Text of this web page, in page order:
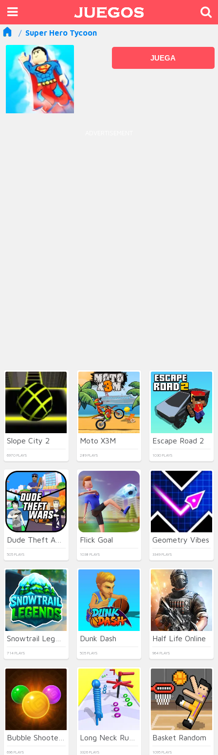
Super Hero Tycoon
JUEGA
Slope City 2
6970 PLAYS
Moto X3M
289 PLAYS
Escape Road 2
1030 PLAYS
505 PLAYS
Flick Goal
1038 PLAYS
Geometry Vibes
3349 PLAYS
714 PLAYS
Dunk Dash
505 PLAYS
Half Life Online
964 PLAYS
696 PLAYS 3326 PLAYS
Basket Random
1095 PLAYS